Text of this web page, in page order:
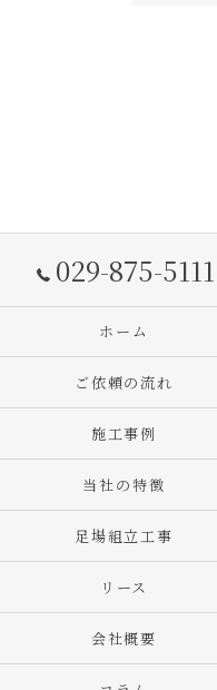
029-875-5111
ホーム
ご依頼の流れ
施工事例
当社の特徴
足場組立工事
リース
会社概要